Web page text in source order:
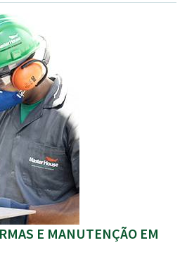
E MANUTENÇÃO EM